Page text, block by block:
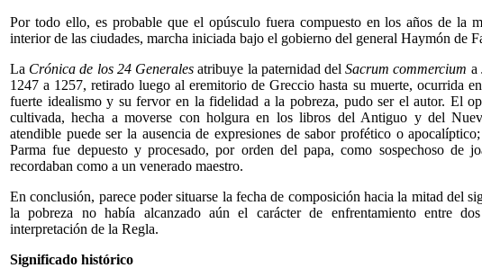
Por todo ello, es probable que el opúsculo fuera compuesto en los años de la
interior de las ciudades, marcha iniciada bajo el gobierno del general Haymón de
La Crónica de los 24 Generales atribuye la paternidad delSacrum commercium a
1247 a 1257, retirado luego al eremitorio de Greccio hasta su muerte, ocurrida
fuerte idealismo y su fervor en la fidelidad a la pobreza, pudo ser el autor. El
cultivada, hecha a moverse con holgura en los libros del Antiguo y del
atendible puede ser la ausencia de expresiones de sabor profético o
Parma fue depuesto y procesado, por orden del papa, como sospechoso de
recordaban como a un venerado maestro.
En conclusión, parece poder situarse la fecha de composición hacia la mitad del
la pobreza no había alcanzado aún el carácter de enfrentamiento entre
interpretación de la Regla.
Significado histórico